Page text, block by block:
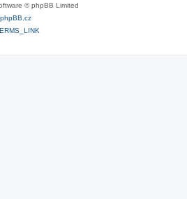
© phpBB Limited
phpBB.cz